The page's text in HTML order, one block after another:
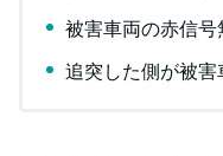
被害車両の赤信
追突した側が被